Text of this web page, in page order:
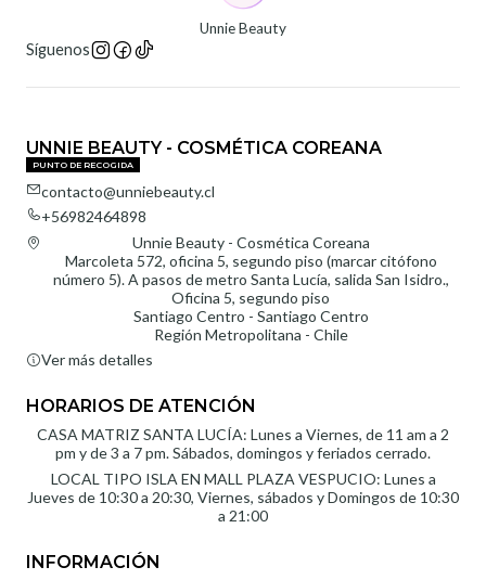
Unnie Beauty
Síguenos
UNNIE BEAUTY - COSMÉTICA COREANA
PUNTO DE RECOGIDA
contacto@unniebeauty.cl
+56982464898
Unnie Beauty - Cosmética Coreana
Marcoleta 572, oficina 5, segundo piso (marcar citófono
número 5). A pasos de metro Santa Lucía, salida San Isidro.,
Oficina 5, segundo piso
Santiago Centro - Santiago Centro
Región Metropolitana - Chile
Ver más detalles
HORARIOS DE ATENCIÓN
CASA MATRIZ SANTA LUCÍA: Lunes a Viernes, de 11 am a 2
pm y de 3 a 7 pm. Sábados, domingos y feriados cerrado.
LOCAL TIPO ISLA EN MALL PLAZA VESPUCIO: Lunes a
Jueves de 10:30 a 20:30, Viernes, sábados y Domingos de 10:30
a 21:00
INFORMACIÓN